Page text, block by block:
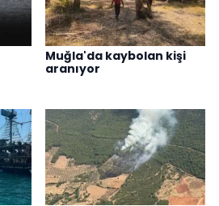
Muğla'da kaybolan kişi
aranıyor